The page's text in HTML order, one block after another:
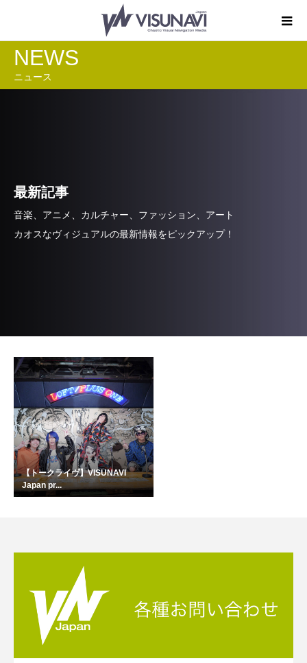
NEWS
ニュース
最新記事
音楽、アニメ、カルチャー、ファッション、アート
カオスなヴィジュアルの最新情報をピックアップ！
【トークライヴ】VISUNAVI
Japan pr...